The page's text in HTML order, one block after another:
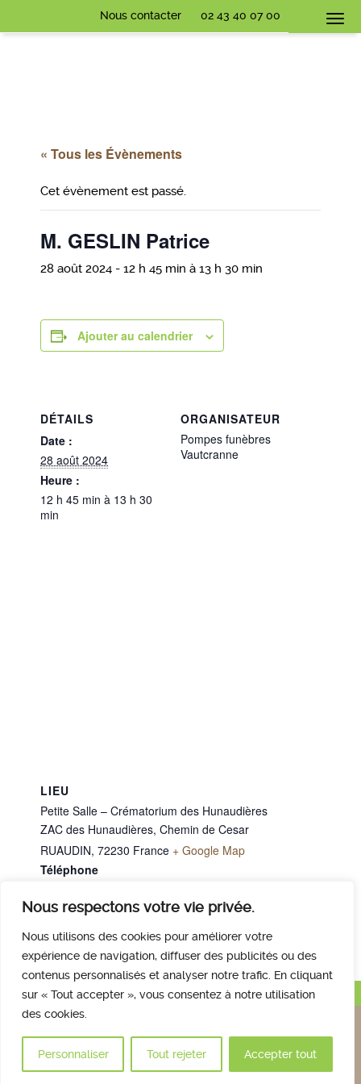
Nous respectons votre vie privée.
Nous utilisons des cookies pour améliorer votre
expérience de navigation, diffuser des publicités ou des
contenus personnalisés et analyser notre trafic. En cliquant
sur « Tout accepter », vous consentez à notre utilisation
des cookies.
Personnaliser Tout rejeter Accepter tout
Nous contacter 02 43 40 07 00
« Tous les Évènements
Cet évènement est passé.
M. GESLIN Patrice
28 août 2024 - 12 h 45 min à 13 h 30 min
Ajouter au calendrier
DÉTAILS
Date :
28 août 2024
Heure :
12 h 45 min à 13 h 30
min
ORGANISATEUR
Pompes funèbres
Vautcranne
LIEU
Petite Salle – Crématorium des Hunaudières
ZAC des Hunaudières, Chemin de Cesar
RUAUDIN, 72230 France + Google Map
Téléphone
M. SARAZIN Jacques M. DROUET Alain
Haut de page
Nous contacter
Plan et accès
Mentions légales
© 2017 Crématorium des Hunaudières